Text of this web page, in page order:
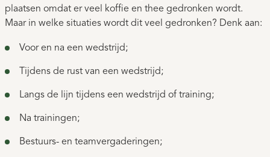
plaatsen omdat er veel koffie en thee gedronken wordt.
Maar in welke situaties wordt dit veel gedronken? Denk aan:
Voor en na een wedstrijd;
Tijdens de rust van een wedstrijd;
Langs de lijn tijdens een wedstrijd of training;
Na trainingen;
Bestuurs- en teamvergaderingen;